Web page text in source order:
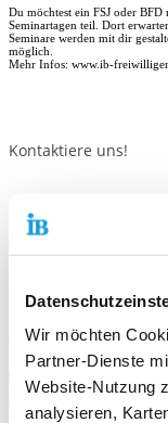
Wir möchten
Partner-Dienste
Website-Nutzung
analysieren,
Du möchtest ein FSJ oder BFD
Seminartagen teil. Dort
Seminare werden mit dir
möglich.
Mehr Infos: www.ib-
Kontaktiere uns!
Standort
Bergstr. 31
35578 Wetzlar
Telefonnummer
0 6441 44 59-230
Faxnummer
0 6441 44 59-220
E-Mail an
E-Mail schreiben